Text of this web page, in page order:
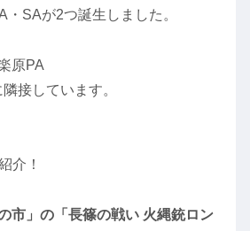
・SAが2つ誕生しました。
原PA
接しています。
介！
市」の「長篠の戦い 火縄銃ロン